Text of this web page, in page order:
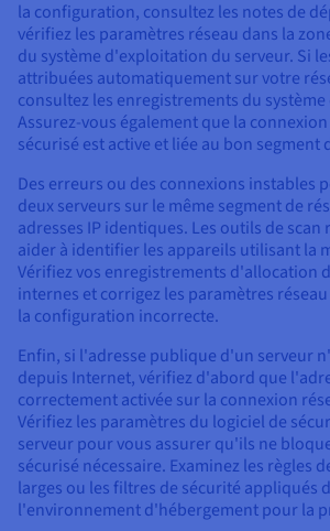
la configuration, consultez les notes de
vérifiez les paramètres réseau dans la
du système d'exploitation du serveur. Si
attribuées automatiquement sur votre
consultez les enregistrements du
Assurez-vous également que la
sécurisé est active et liée au bon segment
Des erreurs ou des connexions instables
deux serveurs sur le même segment de
adresses IP identiques. Les outils de scan
aider à identifier les appareils utilisant la
Vérifiez vos enregistrements d'allocation
internes et corrigez les paramètres
la configuration incorrecte.
Enfin, si l'adresse publique d'un serveur
depuis Internet, vérifiez d'abord que
correctement activée sur la connexion
Vérifiez les paramètres du logiciel de
serveur pour vous assurer qu'ils ne
sécurisé nécessaire. Examinez les règles
larges ou les filtres de sécurité appliqués
l'environnement d'hébergement pour la